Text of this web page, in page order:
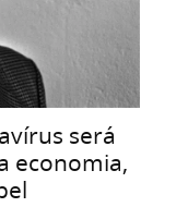
será
economia,